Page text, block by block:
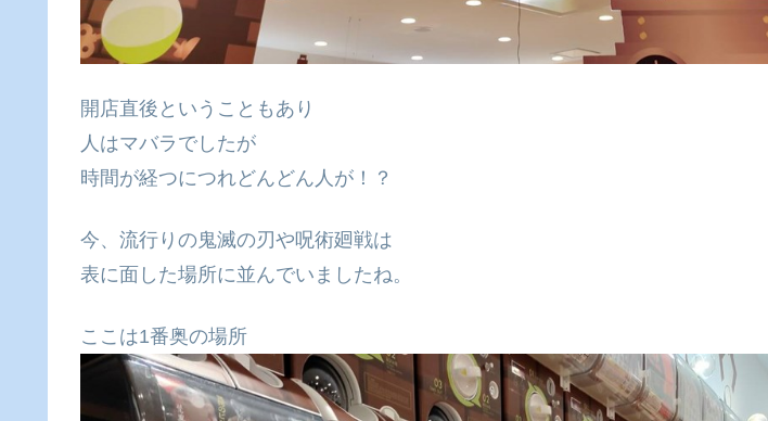
開店直後ということもあり
人はマバラでしたが
時間が経つにつれどんどん人が！？
今、流行りの鬼滅の刃や呪術廻戦は
表に面した場所に並んでいましたね。
ここは1番奥の場所